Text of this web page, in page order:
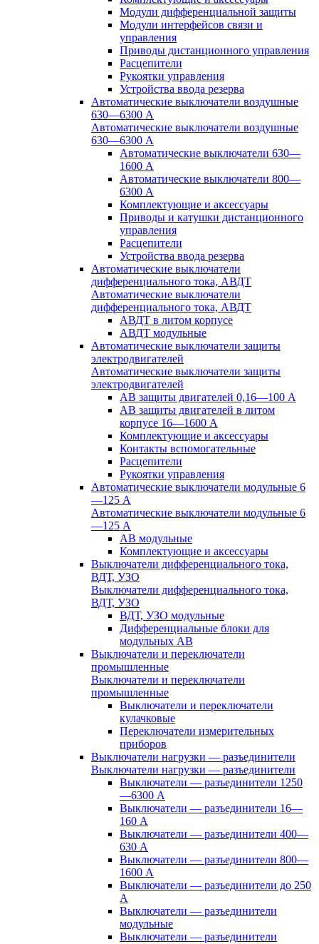
Модули дифференциальной защиты
Модули интерфейсов связи и
управления
Приводы дистанционного управления
Расцепители
Рукоятки управления
Устройства ввода резерва
Автоматические выключатели воздушные
630—6300 А
Автоматические выключатели воздушные
630—6300 А
Автоматические выключатели 630—
1600 А
Автоматические выключатели 800—
6300 А
Комплектующие и аксессуары
Приводы и катушки дистанционного
управления
Расцепители
Устройства ввода резерва
Автоматические выключатели
дифференциального тока, АВДТ
Автоматические выключатели
дифференциального тока, АВДТ
АВДТ в литом корпусе
АВДТ модульные
Автоматические выключатели защиты
электродвигателей
Автоматические выключатели защиты
электродвигателей
АВ защиты двигателей 0,16—100 А
АВ защиты двигателей в литом
корпусе 16—1600 А
Комплектующие и аксессуары
Контакты вспомогательные
Расцепители
Рукоятки управления
Автоматические выключатели модульные 6
—125 А
Автоматические выключатели модульные 6
—125 А
АВ модульные
Комплектующие и аксессуары
Выключатели дифференциального тока,
ВДТ, УЗО
Выключатели дифференциального тока,
ВДТ, УЗО
ВДТ, УЗО модульные
Дифференциальные блоки для
модульных АВ
Выключатели и переключатели
промышленные
Выключатели и переключатели
промышленные
Выключатели и переключатели
кулачковые
Переключатели измерительных
приборов
Выключатели нагрузки — разъединители
Выключатели нагрузки — разъединители
Выключатели — разъединители 1250
—6300 А
Выключатели — разъединители 16—
160 А
Выключатели — разъединители 400—
630 А
Выключатели — разъединители 800—
1600 А
Выключатели — разъединители до 250
А
Выключатели — разъединители
модульные
Выключатели — разъединители